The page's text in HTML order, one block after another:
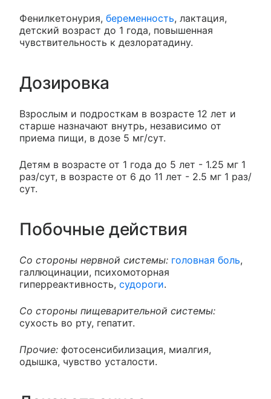
Фенилкетонурия, беременность, лактация,
детский возраст до 1 года, повышенная
чувствительность к дезлоратадину.
Дозировка
Взрослым и подросткам в возрасте 12 лет и
старше назначают внутрь, независимо от
приема пищи, в дозе 5 мг/сут.
Детям в возрасте от 1 года до 5 лет - 1.25 мг 1
раз/сут, в возрасте от 6 до 11 лет - 2.5 мг 1 раз/
сут.
Побочные действия
Со стороны нервной системы: головная боль,
галлюцинации, психомоторная
гиперреактивность, судороги.
Со стороны пищеварительной системы:
сухость во рту, гепатит.
Прочие: фотосенсибилизация, миалгия,
одышка, чувство усталости.